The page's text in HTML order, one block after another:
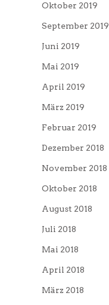
Oktober 2019
September 2019
Juni 2019
Mai 2019
April 2019
März 2019
Februar 2019
Dezember 2018
November 2018
Oktober 2018
August 2018
Juli 2018
Mai 2018
April 2018
März 2018